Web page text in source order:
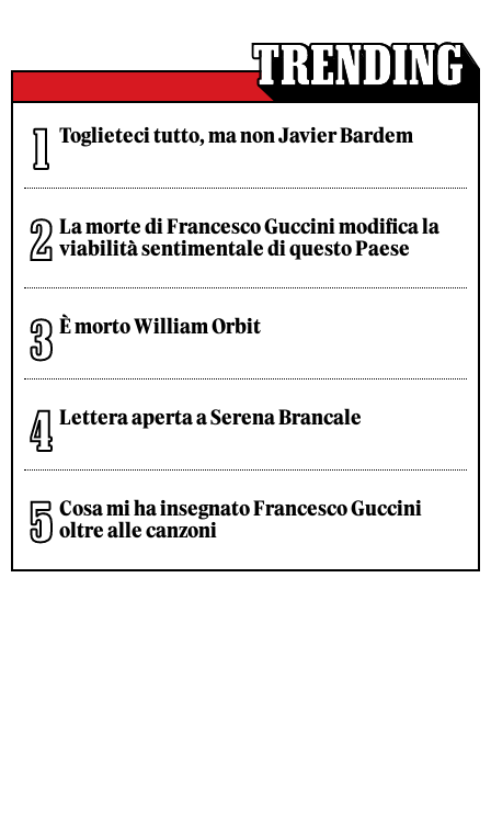
Toglieteci tutto, ma non Javier Bardem
La morte di Francesco Guccini modifica la
viabilità sentimentale di questo Paese
È morto William Orbit
Lettera aperta a Serena Brancale
Cosa mi ha insegnato Francesco Guccini
oltre alle canzoni